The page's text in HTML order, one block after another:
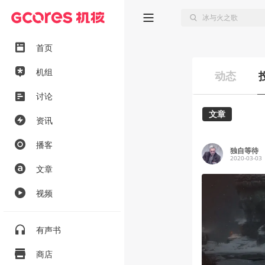
首页
机组
讨论
资讯
播客
文章
视频
有声书
商店
动态
文章
独自等待
2020-03-03